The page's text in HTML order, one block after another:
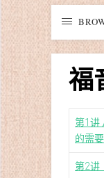
福
第1讲
的需要
第2讲